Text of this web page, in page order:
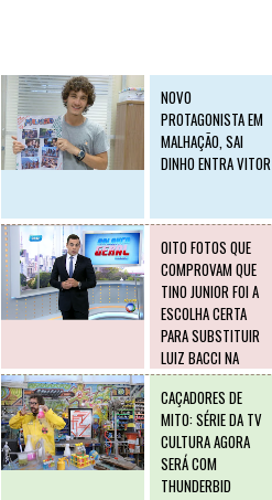
NOVO
PROTAGONISTA EM
MALHAÇÃO, SAI
DINHO ENTRA VITOR
OITO FOTOS QUE
COMPROVAM QUE
TINO JUNIOR FOI A
ESCOLHA CERTA
PARA SUBSTITUIR
LUIZ BACCI NA
RECORD
CAÇADORES DE
MITO: SÉRIE DA TV
CULTURA AGORA
SERÁ COM
THUNDERBID